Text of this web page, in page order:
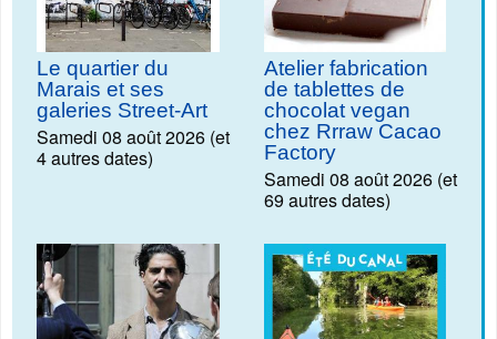
Le quartier du
Marais et ses
galeries Street-Art
Samedi 08 août 2026 (et
4 autres dates)
Atelier fabrication
de tablettes de
chocolat vegan
chez Rrraw Cacao
Factory
Samedi 08 août 2026 (et
69 autres dates)